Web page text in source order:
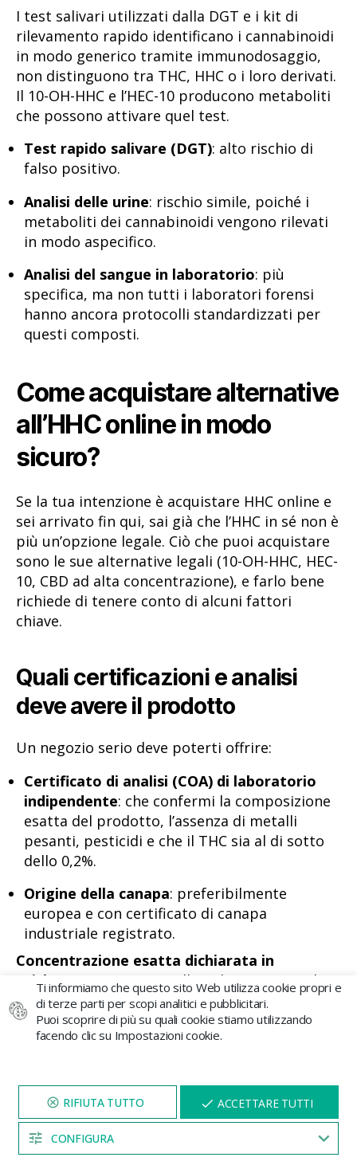
I test salivari utilizzati dalla DGT e i kit di
rilevamento rapido identificano i cannabinoidi
in modo generico tramite immunodosaggio,
non distinguono tra THC, HHC o i loro derivati.
Il 10-OH-HHC e l’HEC-10 producono metaboliti
che possono attivare quel test.
Test rapido salivare (DGT): alto rischio di
falso positivo.
Analisi delle urine: rischio simile, poiché i
metaboliti dei cannabinoidi vengono rilevati
in modo aspecifico.
Analisi del sangue in laboratorio: più
specifica, ma non tutti i laboratori forensi
hanno ancora protocolli standardizzati per
questi composti.
Come acquistare alternative
all’HHC online in modo
sicuro?
Se la tua intenzione è acquistare HHC online e
sei arrivato fin qui, sai già che l’HHC in sé non è
più un’opzione legale. Ciò che puoi acquistare
sono le sue alternative legali (10-OH-HHC, HEC-
10, CBD ad alta concentrazione), e farlo bene
richiede di tenere conto di alcuni fattori
chiave.
Quali certificazioni e analisi
deve avere il prodotto
Un negozio serio deve poterti offrire:
Certificato di analisi (COA) di laboratorio
indipendente: che confermi la composizione
esatta del prodotto, l’assenza di metalli
pesanti, pesticidi e che il THC sia al di sotto
dello 0,2%.
Origine della canapa: preferibilmente
europea e con certificato di canapa
industriale registrato.
Concentrazione esatta dichiarata in
etichetta : senza intervalli ambigui come “alta
concentrazione”.
percorso regolamentato
(con THC)
Ti informiamo che questo sito Web utilizza cookie propri e
di terze parti per scopi analitici e pubblicitari.
Puoi scoprire di più su quali cookie stiamo utilizzando
facendo clic su Impostazioni cookie.
CONFIGURA
ACCETTARE TUTTI
VISITA IL NOSTRO SITO
PER 5 MINUTI E QUI
APPARIRÀ UNOSCONTO
04:52